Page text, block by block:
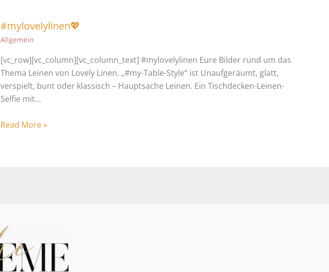
#mylovelylinen💖
Allgemein
[vc_row][vc_column][vc_column_text] #mylovelylinen Eure Bilder rund um das
Thema Leinen von Lovely Linen. „#my-Table-Style“ ist Unaufgeräumt, glatt,
verspielt, bunt oder klassisch – Hauptsache Leinen. Ein Tischdecken-Leinen-
Selfie mit…
Read More »